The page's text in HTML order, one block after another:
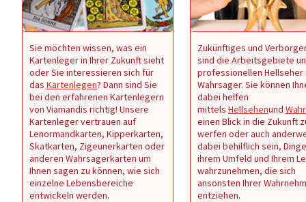
Sie möchten wissen, was ein
Kartenleger in Ihrer Zukunft sieht
oder Sie interessieren sich für
das Kartenlegen? Dann sind Sie
bei den erfahrenen Kartenlegern
von Viamandis richtig! Unsere
Kartenleger vertrauen auf
Lenormandkarten, Kipperkarten,
Skatkarten, Zigeunerkarten oder
anderen Wahrsagerkarten um
Ihnen sagen zu können, wie sich
einzelne Lebensbereiche
entwickeln werden.
Zukünftiges und
sind die Arbeitsgebiete
professionellen Hellseher
Wahrsager. Sie können
dabei helfen
mittels Hellsehenund
einen Blick in die Zukunft
werfen oder auch
dabei behilflich sein,
ihrem Umfeld und Ihrem
wahrzunehmen, die sich
ansonsten Ihrer
entziehen.